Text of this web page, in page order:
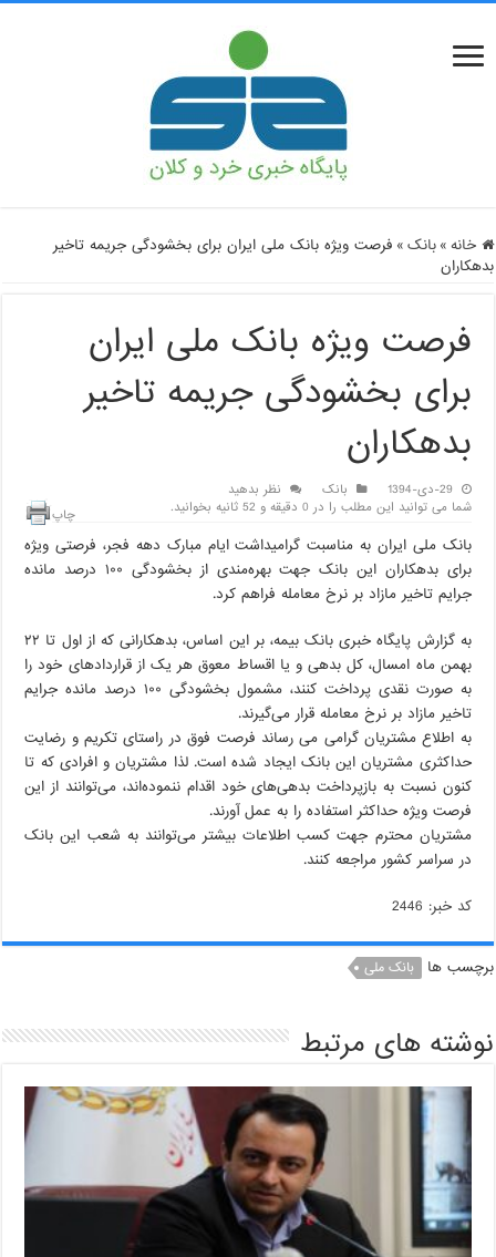
خانه » بانک » فرصت ویژه بانک ملی ایران برای بخشودگی جریمه تاخیر
بدهکاران
فرصت ویژه بانک ملی ایران
برای بخشودگی جریمه تاخیر
بدهکاران
29-دی-1394 بانک
نظر بدهید
شما می توانید این مطلب را در 0 دقیقه و 52 ثانیه بخوانید.
چاپ
بانک ملی ایران به مناسبت گرامیداشت ایام مبارک دهه فجر، فرصتی ویژه
برای بدهکاران این بانک جهت بهره‌مندی از بخشودگی ۱۰۰ درصد مانده
جرایم تاخیر مازاد بر نرخ معامله فراهم کرد.
به گزارش پایگاه خبری بانک بیمه، بر این اساس، بدهکارانی که از اول تا ۲۲
بهمن ماه امسال، کل بدهی و یا اقساط معوق هر یک از قراردادهای خود را
به صورت نقدی پرداخت کنند، مشمول بخشودگی ۱۰۰ درصد مانده جرایم
تاخیر مازاد بر نرخ معامله قرار می‌گیرند.
به اطلاع مشتریان گرامی می رساند فرصت فوق در راستای تکریم و رضایت
حداکثری مشتریان این بانک ایجاد شده است. لذا مشتریان و افرادی که تا
کنون نسبت به بازپرداخت بدهی‌های خود اقدام ننموده‌اند، می‌توانند از این
فرصت ویژه حداکثر استفاده را به عمل آورند.
مشتریان محترم جهت کسب اطلاعات بیشتر می‌توانند به شعب این بانک
در سراسر کشور مراجعه کنند.
کد خبر: 2446
برچسب ها بانک ملی
نوشته های مرتبط